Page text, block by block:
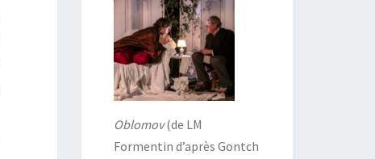
Oblomov(de LM
Formentin d’après Gontch